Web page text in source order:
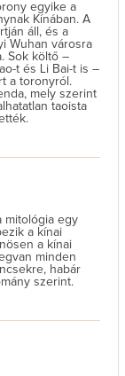
egyike a
Kínában. A
áll, és a
Wuhan városra
Sok költő –
t és Li Bai-t is –
a toronyról.
mely szerint
taoista
mitológia egy
a kínai
a kínai
minden
habár
szerint.